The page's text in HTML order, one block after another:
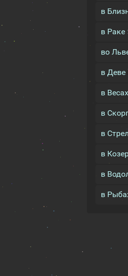
в
в Раке
во
в Деве
в
в
в
в
в
в